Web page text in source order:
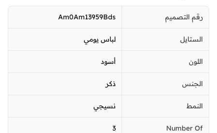
رقم التصميم Am0Am13959Bds
الستايل لباس يومي
اللون أسود
الجنس ذكر
النمط نسيجي
Number Of
3